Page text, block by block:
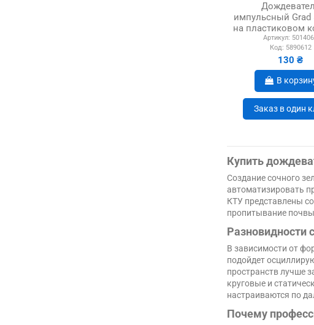
импульсный Grad
на пластиковом
ABS
Артикул:
Код: 5890612
130 ₴
В
Заказ в один
Купить
Создание сочного
автоматизировать
КТУ представлены
пропитывание
Разновидности
В зависимости от
подойдет
пространств лучше
круговые и
настраиваются по
Почему